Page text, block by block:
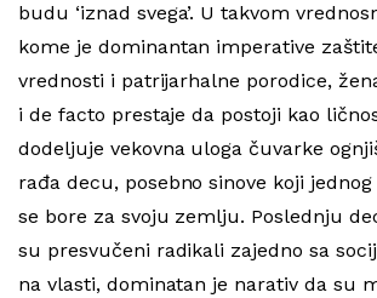
budu ‘iznad svega’. U takvom
kome je dominantan imperative
vrednosti i patrijarhalne porodice,
i de facto prestaje da postoji kao
dodeljuje vekovna uloga čuvarke
rađa decu, posebno sinove koji
se bore za svoju zemlju. Poslednju
su presvučeni radikali zajedno sa
na vlasti, dominatan je narativ da su